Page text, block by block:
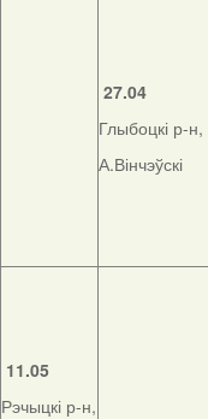
27.04
Глыбоцкі р-н,
А.Вінчэўскі
11.05
Рэчыцкі р-н,